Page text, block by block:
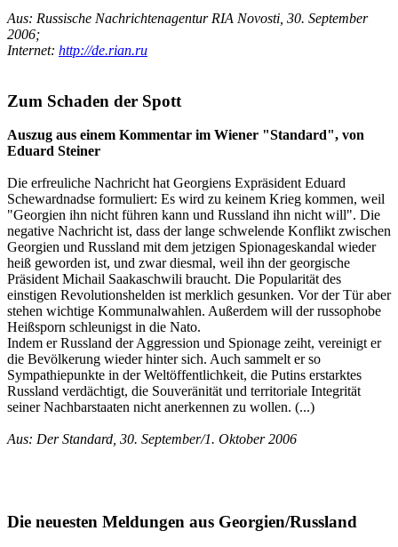
Aus: Russische Nachrichtenagentur RIA Novosti, 30. September
2006;
Internet: http://de.rian.ru
Zum Schaden der Spott
Auszug aus einem Kommentar im Wiener "Standard", von
Eduard Steiner
Die erfreuliche Nachricht hat Georgiens Expräsident Eduard
Schewardnadse formuliert: Es wird zu keinem Krieg kommen, weil
"Georgien ihn nicht führen kann und Russland ihn nicht will". Die
negative Nachricht ist, dass der lange schwelende Konflikt zwischen
Georgien und Russland mit dem jetzigen Spionageskandal wieder
heiß geworden ist, und zwar diesmal, weil ihn der georgische
Präsident Michail Saakaschwili braucht. Die Popularität des
einstigen Revolutionshelden ist merklich gesunken. Vor der Tür aber
stehen wichtige Kommunalwahlen. Außerdem will der russophobe
Heißsporn schleunigst in die Nato.
Indem er Russland der Aggression und Spionage zeiht, vereinigt er
die Bevölkerung wieder hinter sich. Auch sammelt er so
Sympathiepunkte in der Weltöffentlichkeit, die Putins erstarktes
Russland verdächtigt, die Souveränität und territoriale Integrität
seiner Nachbarstaaten nicht anerkennen zu wollen. (...)
Aus: Der Standard, 30. September/1. Oktober 2006
Die neuesten Meldungen aus Georgien/Russland